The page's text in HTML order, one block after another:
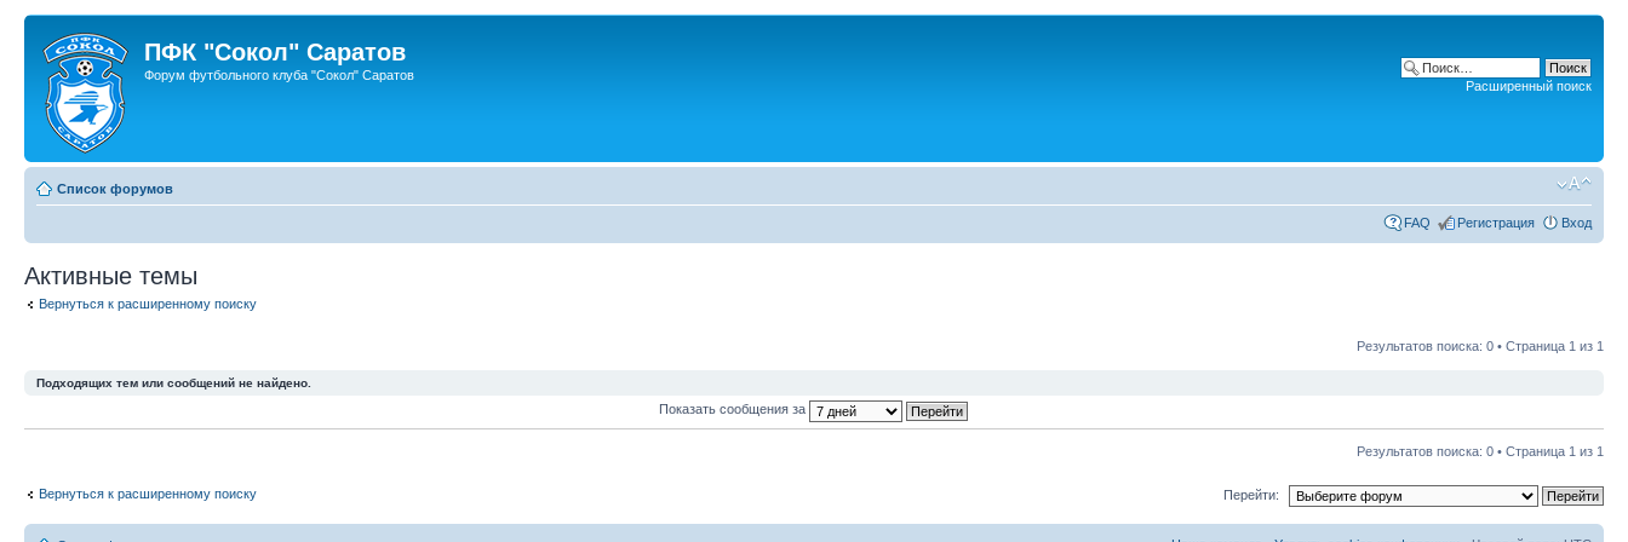
ПФК "Сокол" Саратов
Форум футбольного клуба "Сокол" Саратов
Расширенный поиск
Список форумов
FAQ Регистрация Вход
Активные темы
Вернуться к расширенному поиску
Результатов поиска: 0 • Страница 1 из 1
Подходящих тем или сообщений не найдено.
Показать сообщения за
Результатов поиска: 0 • Страница 1 из 1
Вернуться к расширенному поиску Перейти: